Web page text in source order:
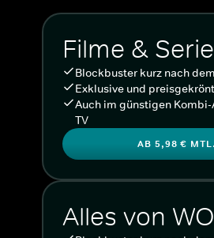
Filme &
Blockbuster kurz nach
Exklusive und
Auch im günstigen
TV
AB 5,98 € MTL.
Alles von